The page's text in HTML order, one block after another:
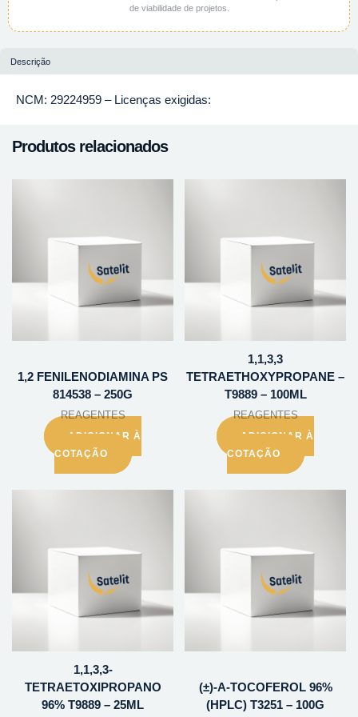
de viabilidade de projetos.
Descrição
NCM: 29224959 – Licenças exigidas:
Produtos relacionados
1,2 FENILENODIAMINA PS
814538 – 250G
REAGENTES
ADICIONAR À
COTAÇÃO
1,1,3,3
TETRAETHOXYPROPANE –
T9889 – 100ML
REAGENTES
ADICIONAR À
COTAÇÃO
1,1,3,3-
TETRAETOXIPROPANO
96% T9889 – 25ML
(±)-A-TOCOFEROL 96%
(HPLC) T3251 – 100G